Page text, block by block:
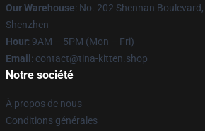
Our Warehouse: No. 202 Shennan
Shenzhen
Hour: 9AM – 5PM (Mon – Fri)
Email : contact@tina-kitten.shop
Notre société
À propos de nous
Conditions générales